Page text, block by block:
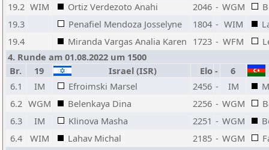
19.2 WIM Ortiz Verdezoto Anahi 2046 - WGM
19.3
Penafiel Mendoza Josselyne 1804 - WIM
19.4
Miranda Vargas Analia Karen 1723 - WFM
4. Runde am 01.08.2022 um 1500
Br.
19 Israel (ISR) Elo -
6
6.1
IM Efroimski Marsel 2456 - IM
6.2 WGM Belenkaya Dina 2256 - WGM
6.3
IM Klinova Masha 2251 - WGM
6.4
WIM Lahav Michal 2185 - WGM